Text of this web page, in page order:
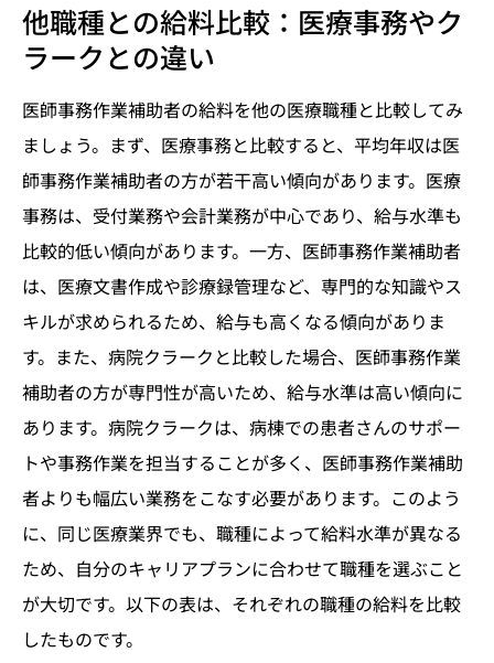
他職種との給料比較：医療事務やク
ラークとの違い
医師事務作業補助者の給料を他の医療職種と比較してみ
ましょう。まず、医療事務と比較すると、平均年収は医
師事務作業補助者の方が若干高い傾向があります。医療
事務は、受付業務や会計業務が中心であり、給与水準も
比較的低い傾向があります。一方、医師事務作業補助者
は、医療文書作成や診療録管理など、専門的な知識やス
キルが求められるため、給与も高くなる傾向がありま
す。また、病院クラークと比較した場合、医師事務作業
補助者の方が専門性が高いため、給与水準は高い傾向に
あります。病院クラークは、病棟での患者さんのサポー
トや事務作業を担当することが多く、医師事務作業補助
者よりも幅広い業務をこなす必要があります。このよう
に、同じ医療業界でも、職種によって給料水準が異なる
ため、自分のキャリアプランに合わせて職種を選ぶこと
が大切です。以下の表は、それぞれの職種の給料を比較
したものです。